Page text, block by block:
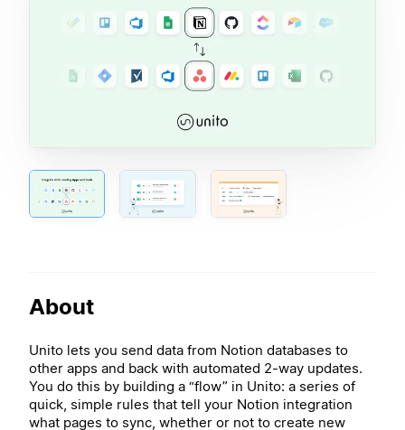
About
Unito lets you send data from Notion databases to
other apps and back with automated 2-way updates.
You do this by building a “flow” in Unito: a series of
quick, simple rules that tell your Notion integration
what pages to sync, whether or not to create new